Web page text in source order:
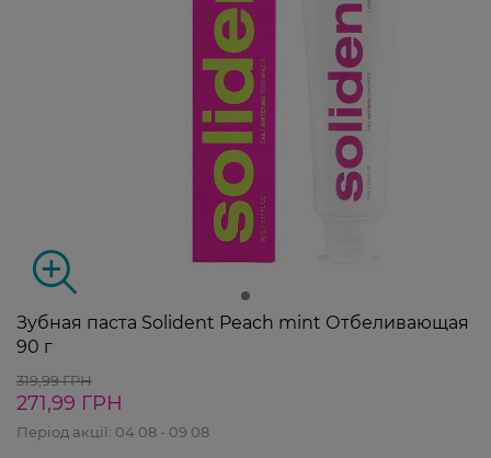
Зубная паста Solident Peach mint Отбеливающая
90 г
319,99 ГРН
271,99 ГРН
Період акції: 04 08 - 09 08